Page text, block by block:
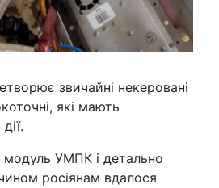
звичайні некеровані
які мають
модуль УМПК і детально
росіянам вдалося